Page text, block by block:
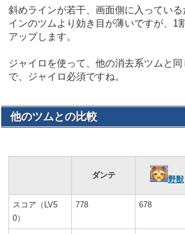
斜めラインが若干、画面側に入ってい
インのツムより効き目が薄いですが、1
アップします。
ジャイロを使って、他の消去系ツムと
で、ジャイロ必須ですね。
他のツムとの比較
ダンテ 野獣
スコア（LV5
0）
778 678